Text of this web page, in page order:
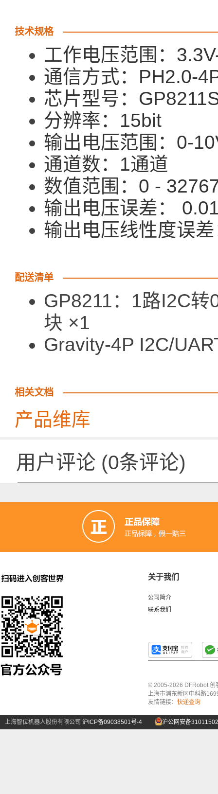
技术规格
工作电压范围：
通信方式：PH2.0-
芯片型号：
分辨率：15bit
输出电压范围：0-
通道数：1通道
数值范围：0 -
输出电压误差：
输出电压线性度误
配送清单
GP8211：1路I2C
块 ×1
Gravity-4P I2C/
相关文档
产品维库
用户评论 (0条评论)
关于我们
公司简介
联系我们
© 2005-2026 DFRobot 创
上海市浦东新区中科路
友情链接： 快递查询
上海智位机器人股份有限公司 沪ICP备09038501号-4 沪公网安备